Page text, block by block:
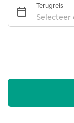
Terugreis
Selecteer